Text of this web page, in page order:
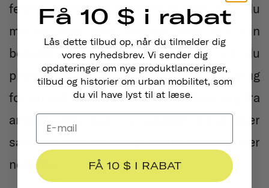
fedeste steder i hver af disse byer, som du
måske ikke ville opdage, hvis du kun
besøgte disse byer i bil. Uanset om du
planlægger din næste rejse eller har brug
for en virtuel ferie for at distrahere dig fra
arbejdsugen, kan du opdage disse byer
sammen med os ved at tjekke vores guider
nedenfor.
Få 10 $ i rabat
Lås dette tilbud op, når du tilmelder dig
vores nyhedsbrev. Vi sender dig
opdateringer om nye produktlanceringer,
tilbud og historier om urban mobilitet, som
du vil have lyst til at læse.
FÅ 10 $ I RABAT